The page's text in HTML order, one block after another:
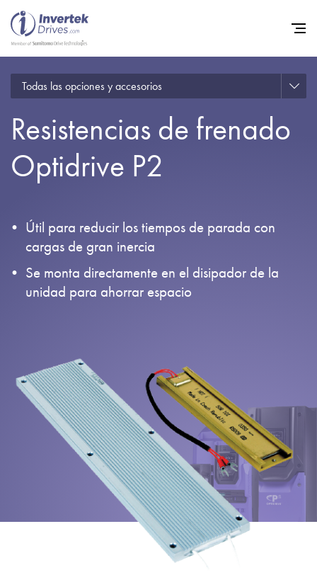
Todas las opciones y accesorios
Resistencias de frenado
Optidrive P2
Útil para reducir los tiempos de parada con
cargas de gran inercia
Se monta directamente en el disipador de la
unidad para ahorrar espacio
Home
Variadores de frecuencia
Empleo
Acerca de
iSource